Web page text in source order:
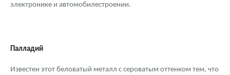
электронике и автомобилестроении.
Палладий
Известен этот беловатый металл с сероватым оттенком тем, что